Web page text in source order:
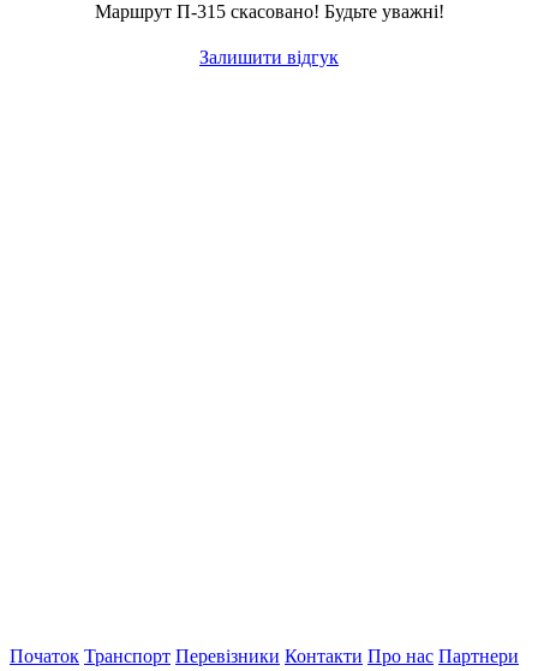
Маршрут П-315 скасовано! Будьте уважні!
Залишити відгук
Початок Транспорт Перевiзники Контакти Про нас Партнери